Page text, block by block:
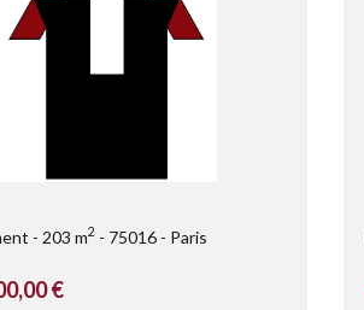
203 m2 75016 Paris
€